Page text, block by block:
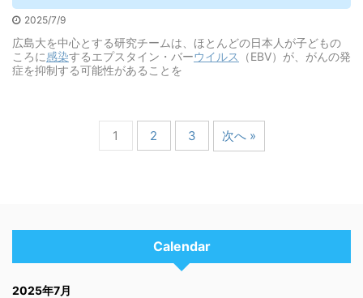
2025/7/9
広島大を中心とする研究チームは、ほとんどの日本人が子どもの
ころに感染するエプスタイン・バーウイルス
（EBV）が、がんの発
症を抑制する可能性があることを
1 2 3 次へ »
Calendar
2025年7月